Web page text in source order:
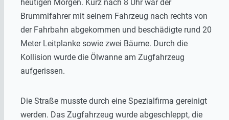
heutigen Morgen. Kurz nach 8 Uhr war der
Brummifahrer mit seinem Fahrzeug nach rechts von
der Fahrbahn abgekommen und beschädigte rund 20
Meter Leitplanke sowie zwei Bäume. Durch die
Kollision wurde die Ölwanne am Zugfahrzeug
aufgerissen.
Die Straße musste durch eine Spezialfirma gereinigt
werden. Das Zugfahrzeug wurde abgeschleppt, die